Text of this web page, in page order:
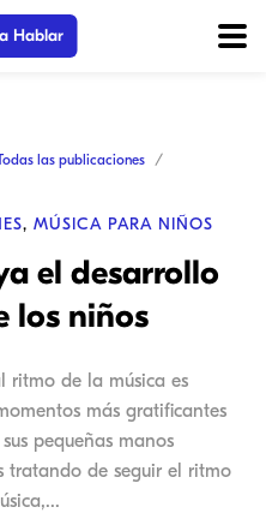
Hablar
las publicaciones
, MÚSICA PARA NIÑOS
el desarrollo
los niños
ritmo de la música es
más gratificantes
pequeñas manos
tratando de seguir el ritmo